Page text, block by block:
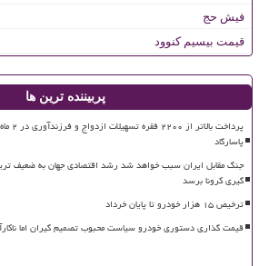
فیش حج
قیمت بیسیم کنوود
پربیننده ترین ها
پاسارگاد
جنگ مقابل ایران سبب خواهد شد رشد اقتصادی جهان به ضعیف
گیری کرونا برسد
ترخیص ۱۵ هزار خودرو تا پایان خرداد
قیمت گذاری دستوری خودرو سیاست محبوب تصمیم گیران اما